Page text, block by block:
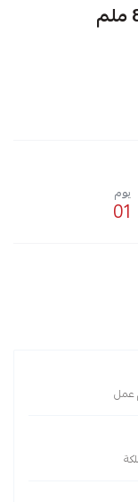
01
يوم